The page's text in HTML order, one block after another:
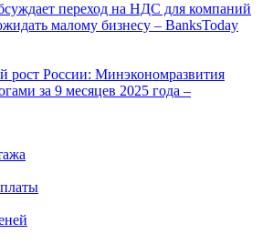
переход на НДС для компаний
малому бизнесу – BanksToday
рост России: Минэкономразвития
за 9 месяцев 2025 года –